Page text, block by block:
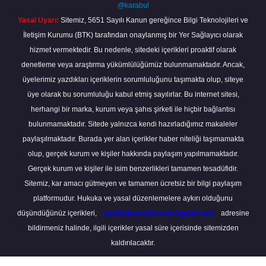
@karabul
Yasal Uyarı: Sitemiz, 5651 Sayılı Kanun gereğince Bilgi Teknolojileri ve
İletişim Kurumu (BTK) tarafından onaylanmış bir Yer Sağlayıcı olarak
hizmet vermektedir. Bu nedenle, sitedeki içerikleri proaktif olarak
denetleme veya araştırma yükümlülüğümüz bulunmamaktadır. Ancak,
üyelerimiz yazdıkları içeriklerin sorumluluğunu taşımakta olup, siteye
üye olarak bu sorumluluğu kabul etmiş sayılırlar. Bu internet sitesi,
herhangi bir marka, kurum veya şahıs şirketi ile hiçbir bağlantısı
bulunmamaktadır. Sitede yalnızca kendi hazırladığımız makaleler
paylaşılmaktadır. Burada yer alan içerikler haber niteliği taşımamakta
olup, gerçek kurum ve kişiler hakkında paylaşım yapılmamaktadır.
Gerçek kurum ve kişiler ile isim benzerlikleri tamamen tesadüfidir.
Sitemiz, kar amacı gütmeyen ve tamamen ücretsiz bir bilgi paylaşım
platformudur. Hukuka ve yasal düzenlemelere aykırı olduğunu
düşündüğünüz içerikleri,
backlinkpanelicomtr@gmail.com
adresine
bildirmeniz halinde, ilgili içerikler yasal süre içerisinde sitemizden
kaldırılacaktır.